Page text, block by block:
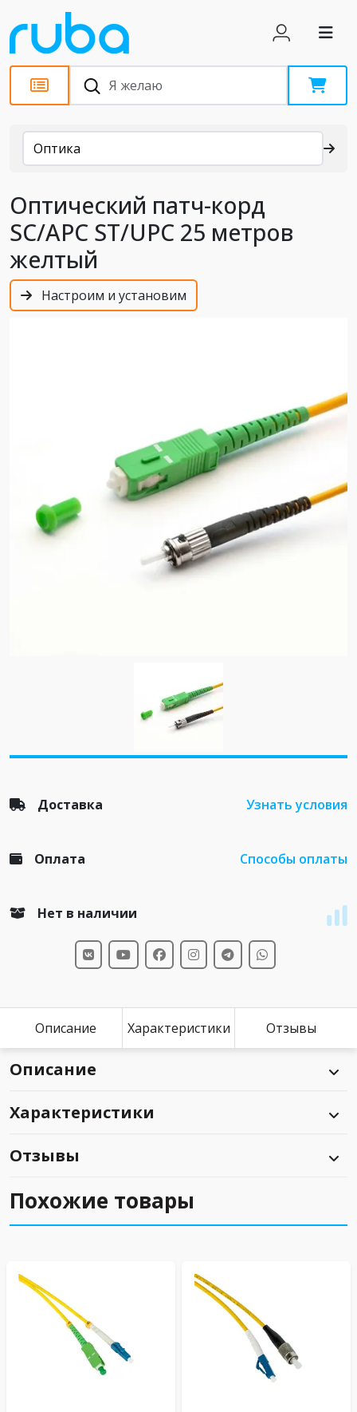
Каталог
Оптика
Оптический патч-корд
SC/APC ST/UPC 25 метров
желтый
Настроим и установим
Доставка Узнать условия
Оплата Способы оплаты
Нет в наличии
Описание Характеристики Отзывы
Описание
Характеристики
Отзывы
Похожие товары